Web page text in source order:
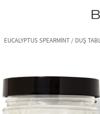
•2200₺ ve
EUCALYPTUS SPEARMİNT / DUŞ